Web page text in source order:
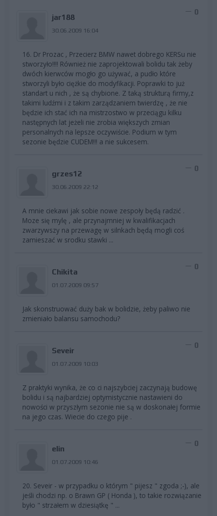
jar188
30.06.2009 16:04
0
16. Dr Prozac , Przecierz BMW nawet dobrego KERSu nie
stworzyło!!!! Również nie zaprojektowali bolidu tak żeby
dwóch kierwców mogło go używać, a pudło które
stworzyli było ciężkie do modyfikacji. Poprawki to już
standart u nich , że są chybione. Z taką strukturą firmy,z
takimi ludźmi i z takim zarządzaniem twierdzę , że nie
będzie ich stać ich na mistrzostwo w przeciągu kilku
następnych lat jeżeli nie zrobia większych zmian
personalnych na lepsze oczywiście. Podium w tym
sezonie będzie CUDEM!!! a nie sukcesem.
grzes12
30.06.2009 22:12
0
A mnie ciekawi jak sobie nowe zespoły będą radzić .
Moze się mylę , ale przynajmniej w kwalifikacjach
zwarzywszy na przewagę w silnkach będą mogli coś
zamieszać w srodku stawki ...
Chikita
01.07.2009 09:57
0
Jak skonstruować duży bak w bolidzie, żeby paliwo nie
zmieniało balansu samochodu?
Seveir
01.07.2009 10:03
0
Z praktyki wynika, że co ci najszybciej zaczynają budowę
bolidu i są najbardziej optymistycznie nastawieni do
nowości w przyszłym sezonie nie są w doskonałej formie
na jego czas. Wiecie do czego pije .
elin
01.07.2009 10:46
0
20. Seveir - w przypadku o którym " pijesz " zgoda ;-), ale
jeśli chodzi np. o Brawn GP ( Honda ), to takie rozwiązanie
było " strzałem w dziesiątkę " ...